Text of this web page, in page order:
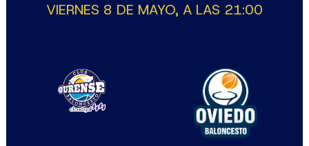
VIERNES 8 DE MAYO, A LAS 21:00